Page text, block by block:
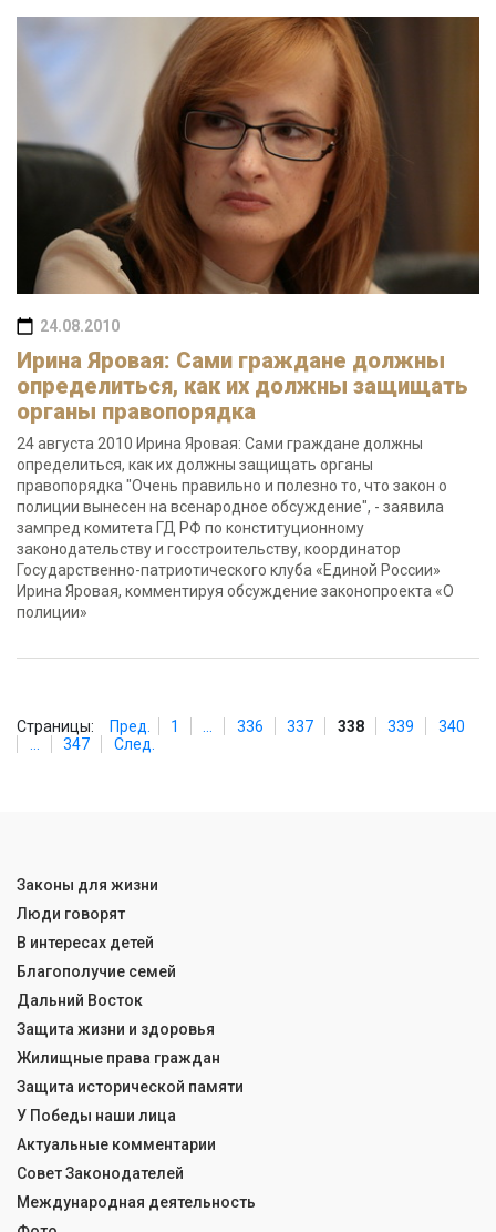
24.08.2010
Ирина Яровая: Сами граждане должны
определиться, как их должны защищать
органы правопорядка
24 августа 2010 Ирина Яровая: Сами граждане должны
определиться, как их должны защищать органы
правопорядка "Очень правильно и полезно то, что закон о
полиции вынесен на всенародное обсуждение", - заявила
зампред комитета ГД РФ по конституционному
законодательству и госстроительству, координатор
Государственно-патриотического клуба «Единой России»
Ирина Яровая, комментируя обсуждение законопроекта «О
полиции»
Страницы: Пред. 1 336 337 338 339
340
347 След.
Законы для жизни
Люди говорят
В интересах детей
Благополучие семей
Дальний Восток
Защита жизни и здоровья
Жилищные права граждан
Защита исторической памяти
У Победы наши лица
Актуальные комментарии
Совет Законодателей
Международная деятельность